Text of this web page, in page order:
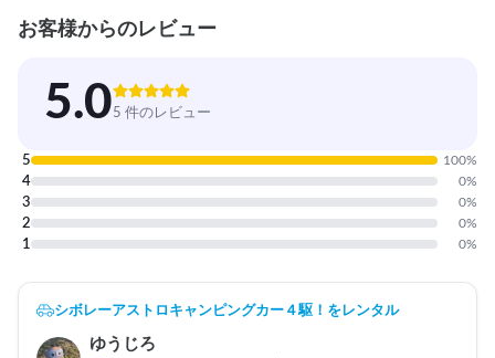
お客様からのレビュー
5.05 件のレビュー
5 100%
4 0%
3 0%
2 0%
1 0%
シボレーアストロキャンピングカー４駆！をレンタル
ゆうじろ